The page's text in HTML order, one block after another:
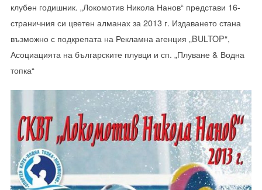
клубен годишник. „Локомотив Никола Нанов“ представи 16-
страничния си цветен алманах за 2013 г. Издаването стана
възможно с подкрепата на Рекламна агенция „BULTOP“,
Асоциацията на българските плувци и сп. „Плуване & Водна
топка“